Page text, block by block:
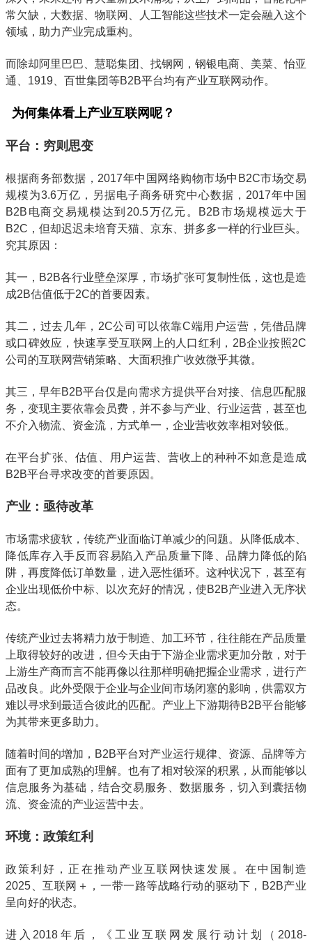
常欠缺，大数据、物联网、人工智能这些技术一定会融入这个
领域，助力产业完成重构。
而除却阿里巴巴、慧聪集团、找钢网，钢银电商、美菜、怡亚
通、1919、百世集团等B2B平台均有产业互联网动作。
为何集体看上产业互联网呢？
平台：穷则思变
根据商务部数据，2017年中国网络购物市场中B2C市场交易
规模为3.6万亿，另据电子商务研究中心数据，2017年中国
B2B电商交易规模达到20.5万亿元。B2B市场规模远大于
B2C，但却迟迟未培育天猫、京东、拼多多一样的行业巨头。
究其原因：
其一，B2B各行业壁垒深厚，市场扩张可复制性低，这也是造
成2B估值低于2C的首要因素。
其二，过去几年，2C公司可以依靠C端用户运营，凭借品牌
或口碑效应，快速享受互联网上的人口红利，2B企业按照2C
公司的互联网营销策略、大面积推广收效微乎其微。
其三，早年B2B平台仅是向需求方提供平台对接、信息匹配服
务，变现主要依靠会员费，并不参与产业、行业运营，甚至也
不介入物流、资金流，方式单一，企业营收效率相对较低。
在平台扩张、估值、用户运营、营收上的种种不如意是造成
B2B平台寻求改变的首要原因。
产业：亟待改革
市场需求疲软，传统产业面临订单减少的问题。从降低成本、
降低库存入手反而容易陷入产品质量下降、品牌力降低的陷
阱，再度降低订单数量，进入恶性循环。这种状况下，甚至有
企业出现低价中标、以次充好的情况，使B2B产业进入无序状
态。
传统产业过去将精力放于制造、加工环节，往往能在产品质量
上取得较好的改进，但今天由于下游企业需求更加分散，对于
上游生产商而言不能再像以往那样明确把握企业需求，进行产
品改良。此外受限于企业与企业间市场闭塞的影响，供需双方
难以寻求到最适合彼此的匹配。产业上下游期待B2B平台能够
为其带来更多助力。
随着时间的增加，B2B平台对产业运行规律、资源、品牌等方
面有了更加成熟的理解。也有了相对较深的积累，从而能够以
信息服务为基础，结合交易服务、数据服务，切入到囊括物
流、资金流的产业运营中去。
环境：政策红利
政策利好，正在推动产业互联网快速发展。在中国制造
2025、互联网＋，一带一路等战略行动的驱动下，B2B产业
呈向好的状态。
进入2018年后，《工业互联网发展行动计划（2018-